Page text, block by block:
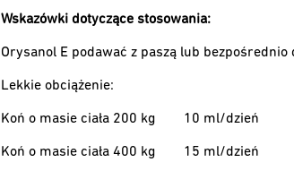
Wskazówki dotyczące stosowania:
Orysanol E podawać z paszą lub
Lekkie obciążenie:
Koń o masie ciała 200 kg 10 ml/dzień
Koń o masie ciała 400 kg 15 ml/dzień